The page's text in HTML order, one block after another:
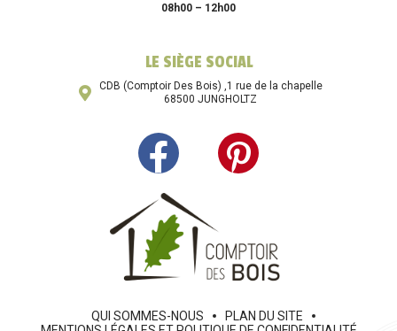
08h00 – 12h00
LE SIÈGE SOCIAL
CDB (Comptoir Des Bois) ,1 rue de la chapelle
68500 JUNGHOLTZ
QUI SOMMES-NOUS
PLAN DU SITE